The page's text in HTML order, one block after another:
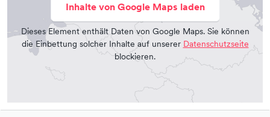
Inhalte von Google Maps laden
Dieses Element enthält Daten von Google Maps. Sie können
die Einbettung solcher Inhalte auf unserer Datenschutzseite
blockieren.